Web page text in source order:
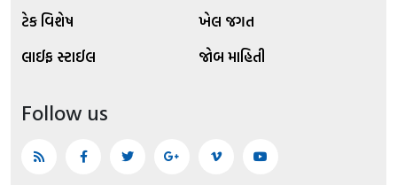
ટેક વિશેષ
ખેલ જગત
લાઈફ સ્ટાઈલ
જોબ માહિતી
Follow us